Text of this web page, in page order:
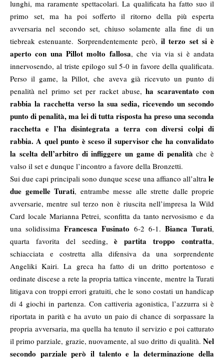
lunghi, ma raramente spettacolari. La qualificata ha fatto suo il
primo set, ma ha poi sofferto il ritorno della più esperta
avversaria nel secondo set, chiuso solamente alla fine di un
tiebreak estenuante. Sorprendentemente però, il terzo set si è
aperto con una Pillot molto fallosa, che via via si è andata
innervosendo, al triste epilogo sul 5-0 in favore della qualificata.
Perso il game, la Pillot, che aveva già ricevuto un punto di
penalità nel primo set per racket abuse,ha scaraventato con
rabbia la racchetta verso la sua sedia, ricevendo un secondo
punto di penalità, ma lei di tutta risposta ha preso una seconda
racchetta e l’ha disintegrata a terra con diversi colpi di
rabbia. A quel punto è sceso il supervisor che ha convalidato
la scelta dell’arbitro di infliggere un game di penalità che è
valso il set e dunque l’incontro a favore della Bronzetti.
Sui due capi principali sono dunque scese una affianco all’altra le
due gemelle Turati, entrambe messe alle strette dalle proprie
avversarie, mentre sul terzo non è riuscita nell’impresa la Wild
Card locale Marianna Petrei, sconfitta da tanto nervosismo e da
una solidissima Francesca Fusinato 6-2 6-1. Bianca Turati,
quarta favorita del seeding,è partita troppo contratta,
schiacciata e costretta alla difensiva da una sorprendente
Angeliki Kairi. La greca ha fatto di un dritto portentoso e
ordinate discese a rete la propria tattica vincente, mentre la Turati
litigava con troppi errori gratuiti, che le sono costati un handicap
di 4 giochi in partenza. Con cattiveria agonistica, l’azzurra si è
riportata in parità e ha avuto un paio di chance di sorpassare la
propria avversaria, ma quella ha tenuto il servizio e poi catturato
il primo parziale, grazie, nuovamente, al suo dritto di qualità. Nel
secondo parziale però il talento e la determinazione della